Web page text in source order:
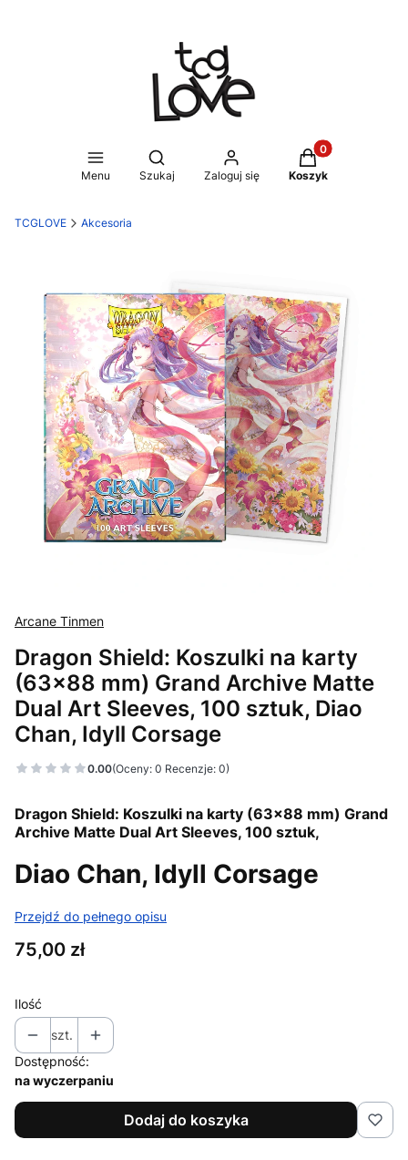
Menu
Otwórz wyszukiwarkę
Szukaj Zaloguj się
Produkty w
Koszyk
TCGLOVE Akcesoria
Arcane Tinmen
Dragon Shield: Koszulki na karty
(63x88 mm) Grand Archive Matte
Dual Art Sleeves, 100 sztuk, Diao
Chan, Idyll Corsage
0.00(Oceny: 0 Recenzje: 0)
Dragon Shield: Koszulki na karty (63x88 mm) Grand
Archive Matte Dual Art Sleeves, 100 sztuk,
Diao Chan, Idyll Corsage
Przejdź do pełnego opisu
Cena
75,00 zł
Ilość
szt.
Dostępność:
na wyczerpaniu
Dodaj do koszyka